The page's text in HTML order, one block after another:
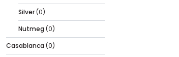
Silver (0)
Nutmeg (0)
Casablanca (0)